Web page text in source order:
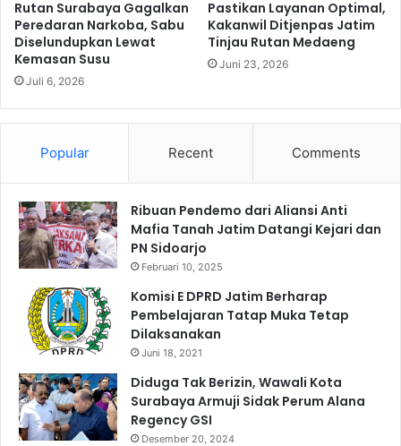
s
i
D
a
e
s
G
A
P
i
3
Rutan Surabaya Gagalkan
Peredaran Narkoba, Sabu
Diselundupkan Lewat
Kemasan Susu
Juli 6, 2026
Pastikan Layanan Optimal,
Kakanwil Ditjenpas Jatim
Tinjau Rutan Medaeng
Juni 23, 2026
Popular Recent Comments
Ribuan Pendemo dari Aliansi Anti
Mafia Tanah Jatim Datangi Kejari dan
PN Sidoarjo
Februari 10, 2025
Komisi E DPRD Jatim Berharap
Pembelajaran Tatap Muka Tetap
Dilaksanakan
Juni 18, 2021
Diduga Tak Berizin, Wawali Kota
Surabaya Armuji Sidak Perum Alana
Regency GSI
Desember 20, 2024